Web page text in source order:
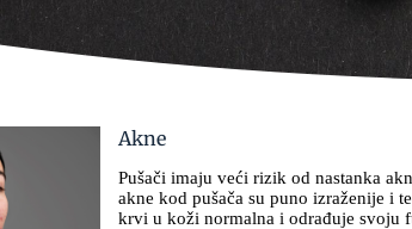
Akne
Pušači imaju veći rizik od nastanka
akne kod pušača su puno izraženije i
krvi u koži normalna i odrađuje svoju